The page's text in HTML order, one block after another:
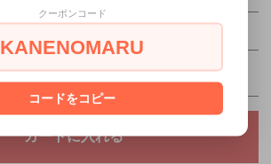
クーポンコード
KANENOMARU
コードをコピー